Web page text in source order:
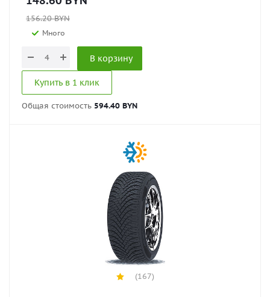
156.20BYN
Много
В корзину
Купить в 1 клик
Общая стоимость 594.40 BYN
(167)